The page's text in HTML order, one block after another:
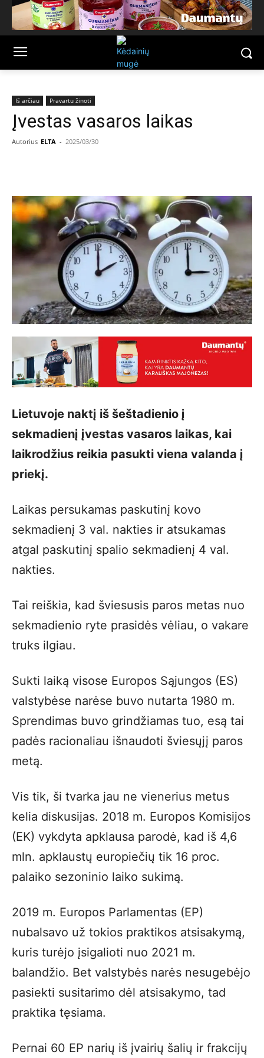
Iš arčiau Pravartu žinoti
Įvestas vasaros laikas
Autorius ELTA - 2025/03/30
Lietuvoje naktį iš šeštadienio į
sekmadienį įvestas vasaros laikas, kai
laikrodžius reikia pasukti viena valanda į
priekį.
Laikas persukamas paskutinį kovo
sekmadienį 3 val. nakties ir atsukamas
atgal paskutinį spalio sekmadienį 4 val.
nakties.
Tai reiškia, kad šviesusis paros metas nuo
sekmadienio ryte prasidės vėliau, o vakare
truks ilgiau.
Sukti laiką visose Europos Sąjungos (ES)
valstybėse narėse buvo nutarta 1980 m.
Sprendimas buvo grindžiamas tuo, esą tai
padės racionaliau išnaudoti šviesųjį paros
metą.
Vis tik, ši tvarka jau ne vienerius metus
kelia diskusijas. 2018 m. Europos Komisijos
(EK) vykdyta apklausa parodė, kad iš 4,6
mln. apklaustų europiečių tik 16 proc.
palaiko sezoninio laiko sukimą.
2019 m. Europos Parlamentas (EP)
nubalsavo už tokios praktikos atsisakymą,
kuris turėjo įsigalioti nuo 2021 m.
balandžio. Bet valstybės narės nesugebėjo
pasiekti susitarimo dėl atsisakymo, tad
praktika tęsiama.
Pernai 60 EP narių iš įvairių šalių ir frakcijų